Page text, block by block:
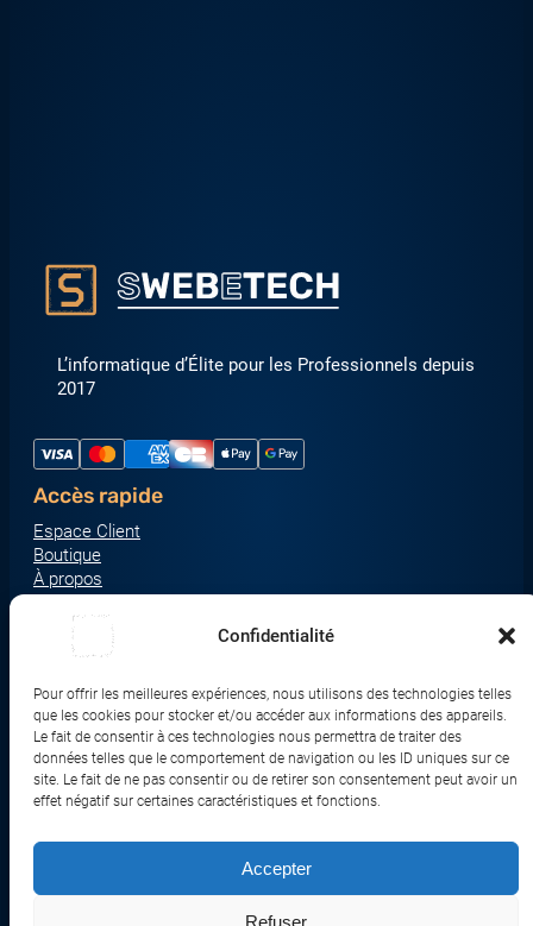
Confidentialité
Pour offrir les meilleures expériences, nous utilisons des technologies telles
que les cookies pour stocker et/ou accéder aux informations des appareils.
Le fait de consentir à ces technologies nous permettra de traiter des
données telles que le comportement de navigation ou les ID uniques sur ce
site. Le fait de ne pas consentir ou de retirer son consentement peut avoir un
effet négatif sur certaines caractéristiques et fonctions.
Accepter
Refuser
L’informatique d’Élite pour les Professionnels depuis
2017
Accès rapide
Espace Client
Boutique
À propos
Nos catégories produit
Écrans & Moniteurs
Serveurs & Stockage
Impression & Consommables
Ordinateurs & Tablettes
Périphériques & Accessoires
Réseau & IoT
Conditions Générales de Vente